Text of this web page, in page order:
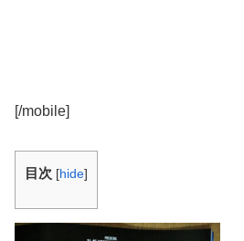
[/mobile]
目次 [hide]